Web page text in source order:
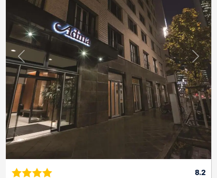
Previous Next
8.2